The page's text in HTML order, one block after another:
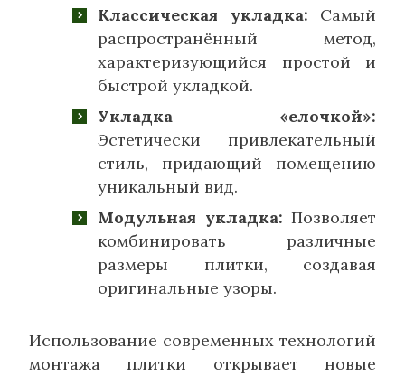
Классическая укладка: Самый
распространённый метод,
характеризующийся простой и
быстрой укладкой.
Укладка «елочкой»:
Эстетически привлекательный
стиль, придающий помещению
уникальный вид.
Модульная укладка: Позволяет
комбинировать различные
размеры плитки, создавая
оригинальные узоры.
Использование современных технологий
монтажа плитки открывает новые